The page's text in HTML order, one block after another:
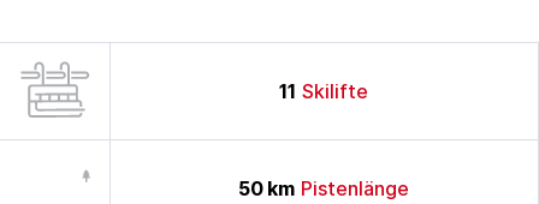
11 Skilifte
50 km Pistenlänge